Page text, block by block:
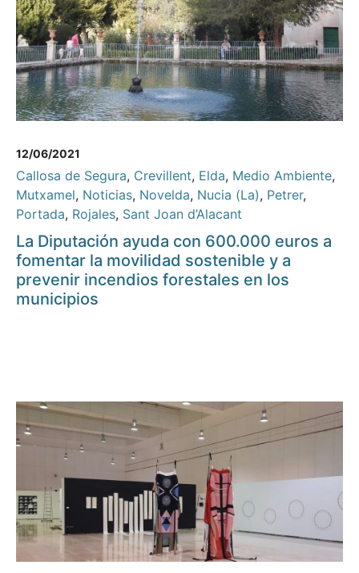
12/06/2021
Callosa de Segura, Crevillent, Elda, Medio Ambiente,
Mutxamel, Noticias, Novelda, Nucia (La), Petrer,
Portada, Rojales, Sant Joan d’Alacant
La Diputación ayuda con 600.000 euros a
fomentar la movilidad sostenible y a
prevenir incendios forestales en los
municipios